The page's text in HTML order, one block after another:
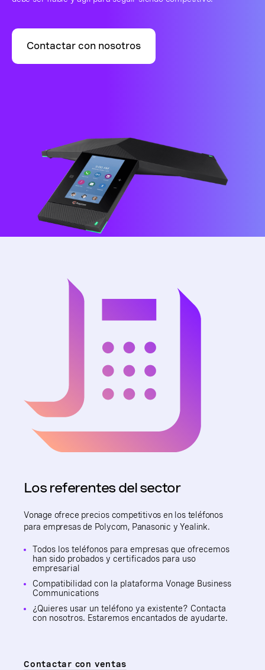
Contactar con nosotros
Los referentes del sector
Vonage ofrece precios competitivos en los teléfonos
para empresas de Polycom, Panasonic y Yealink.
Todos los teléfonos para empresas que ofrecemos
han sido probados y certificados para uso
empresarial
Compatibilidad con la plataforma Vonage Business
Communications
¿Quieres usar un teléfono ya existente? Contacta
con nosotros. Estaremos encantados de ayudarte.
Contactar con ventas